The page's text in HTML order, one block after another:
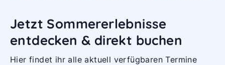
Jetzt Sommererlebnisse
entdecken & direkt buchen
Hier findet ihr alle aktuell verfügbaren Termine